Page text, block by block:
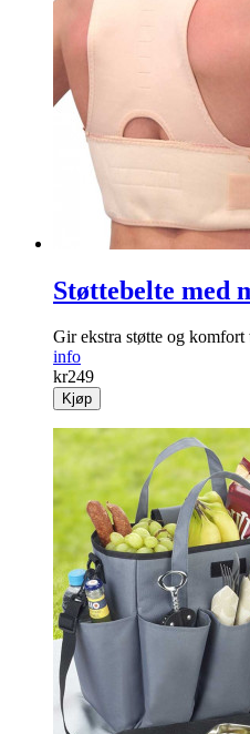
Støttebelte med
Gir ekstra støtte og
info
kr249
Kjøp